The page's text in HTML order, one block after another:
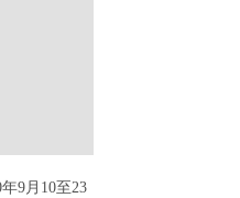
9月10至23